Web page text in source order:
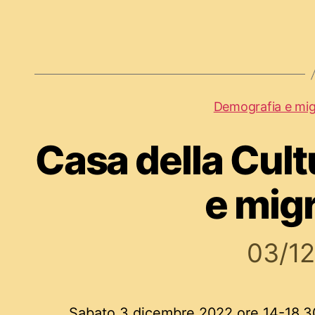
Demografia e
Casa della
e
03/